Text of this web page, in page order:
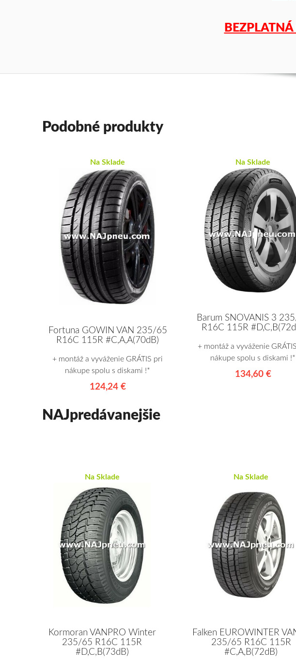
a
Podobné produkty
Na Sklade
Fortuna GOWIN VAN 235/65
R16C 115R #C,A,A(70dB)
+ montáž a vyváženie GRÁTIS pri
nákupe spolu s diskami !*
124,24 €
Na Sklade
Barum SNOVANIS 3
R16C 115R
+ montáž a vyváženie
nákupe spolu s diskami !*
134,60 €
NAJpredávanejšie
Na Sklade
Kormoran VANPRO Winter
235/65 R16C 115R
#D,C,B(73dB)
Na Sklade
Falken EUROWINTER
235/65 R16C 115R
#C,A,B(72dB)